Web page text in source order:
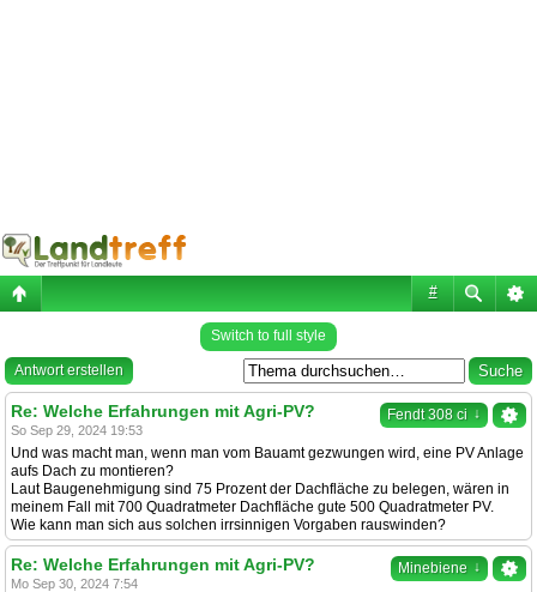
#
Switch to full style
Antwort erstellen
Fendt 308 ci ↓
Re: Welche Erfahrungen mit Agri-PV?
So Sep 29, 2024 19:53
Und was macht man, wenn man vom Bauamt gezwungen wird, eine PV Anlage
aufs Dach zu montieren?
Laut Baugenehmigung sind 75 Prozent der Dachfläche zu belegen, wären in
meinem Fall mit 700 Quadratmeter Dachfläche gute 500 Quadratmeter PV.
Wie kann man sich aus solchen irrsinnigen Vorgaben rauswinden?
Minebiene ↓
Re: Welche Erfahrungen mit Agri-PV?
Mo Sep 30, 2024 7:54